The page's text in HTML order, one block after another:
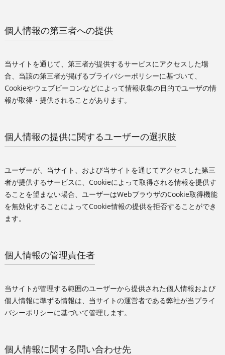
個人情報の第三者への提供
当サイトを通じて、第三者が提供するサービスにアクセスした場
合、当該の第三者が掲げるプライバシーポリシーに基づいて、
Cookieやウェブビーコンなどによって情報収集の目的でユーザの情
報が取得・提供されることがあります。
個人情報の提供に関するユーザーの選択肢
ユーザーが、当サイト、および当サイトを通じてアクセスした第三
者が提供するサービスに、Cookieによって取得される情報を提供す
ることを望まない場合、ユーザーはWebブラウザのCookie取得機能
を無効化することによってCookie情報の提供を拒否することができ
ます。
個人情報の管理責任者
当サイトが管理する範囲のユーザーから提供された個人情報および
個人情報に準ずる情報は、当サイトの運営者である弊社が当プライ
バシーポリシーに基づいて管理します。
個人情報に関する問い合わせ先